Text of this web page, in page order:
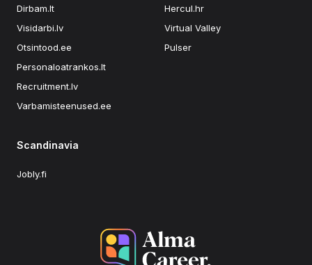
Dirbam.lt
Visidarbi.lv
Otsintood.ee
Personaloatrankos.lt
Recruitment.lv
Varbamisteenused.ee
Hercul.hr
Virtual Valley
Pulser
Scandinavia
Jobly.fi